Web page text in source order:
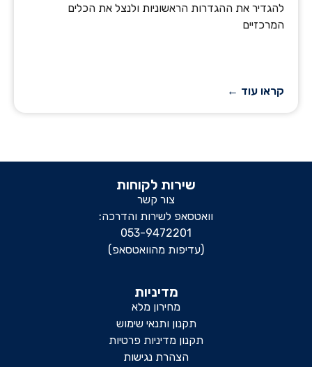
להגדיר את ההגדרות הראשוניות ולנצל את הכלים
המרכזיים
קראו עוד ←
שירות לקוחות
צור קשר
וואטסאפ לשירות והדרכה:
053-9472201
(עדיפות מהוואטסאפ)
מדיניות
מחירון מלא
תקנון ותנאי שימוש
תקנון מדיניות פרטיות
הצהרת נגישות